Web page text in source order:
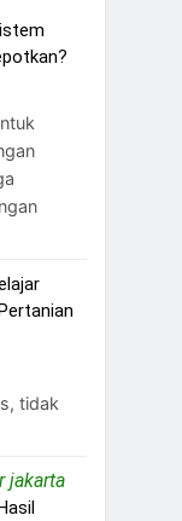
tidak
jakarta